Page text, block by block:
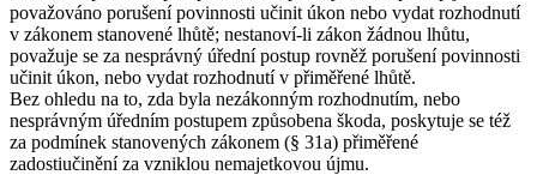
považováno porušení povinnosti učinit úkon nebo vydat rozhodnutí
v zákonem stanovené lhůtě; nestanoví-li zákon žádnou lhůtu,
považuje se za nesprávný úřední postup rovněž porušení povinnosti
učinit úkon, nebo vydat rozhodnutí v přiměřené lhůtě.
Bez ohledu na to, zda byla nezákonným rozhodnutím, nebo
nesprávným úředním postupem způsobena škoda, poskytuje se též
za podmínek stanovených zákonem (§ 31a) přiměřené
zadostiučinění za vzniklou nemajetkovou újmu.